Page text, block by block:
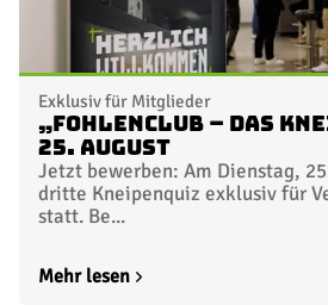
Exklusiv für Mitglieder
„FohlenClub – Das
25. August
Jetzt bewerben: Am Dienstag,
dritte Kneipenquiz exklusiv für
statt. Be...
Mehr lesen